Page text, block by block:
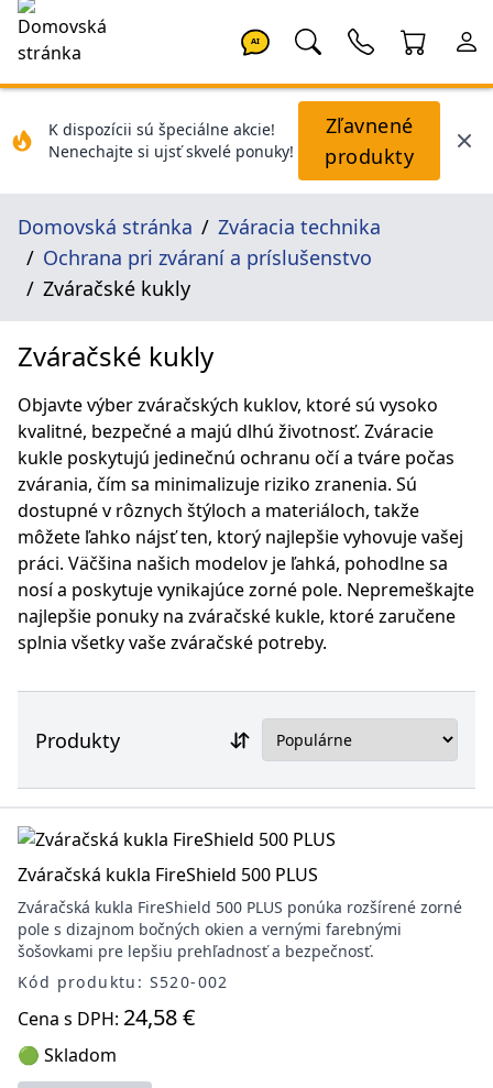
AI
K dispozícii sú špeciálne akcie!
Nenechajte si ujsť skvelé ponuky!
Zľavnené
produkty
Domovská stránka
Zváracia technika
Ochrana pri zváraní a príslušenstvo
Zváračské kukly
Zváračské kukly
Objavte výber zváračských kuklov, ktoré sú vysoko
kvalitné, bezpečné a majú dlhú životnosť. Zváracie
kukle poskytujú jedinečnú ochranu očí a tváre počas
zvárania, čím sa minimalizuje riziko zranenia. Sú
dostupné v rôznych štýloch a materiáloch, takže
môžete ľahko nájsť ten, ktorý najlepšie vyhovuje vašej
práci. Väčšina našich modelov je ľahká, pohodlne sa
nosí a poskytuje vynikajúce zorné pole. Nepremeškajte
najlepšie ponuky na zváračské kukle, ktoré zaručene
splnia všetky vaše zváračské potreby.
Produkty
Zváračská kukla FireShield 500 PLUS
Zváračská kukla FireShield 500 PLUS ponúka rozšírené zorné
pole s dizajnom bočných okien a vernými farebnými
šošovkami pre lepšiu prehľadnosť a bezpečnosť.
Kód produktu: S520-002
Cena s DPH: 24,58 €
🟢 Skladom